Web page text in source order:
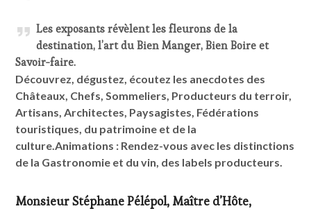
TASTING
VOUCHER,
WINE
TOURISM
FAME,
WINE
TOURISM
TOUR,
WINE
TOURISM
TOUR
WINETASTINGVOUCHER.COM
Les exposants révèlent les fleurons de la
destination, l’art du Bien Manger, Bien Boire et
Savoir-faire.
Découvrez, dégustez, écoutez les anecdotes des
Châteaux, Chefs, Sommeliers, Producteurs du terroir,
Artisans, Architectes, Paysagistes, Fédérations
touristiques, du patrimoine et de la
culture.Animations : Rendez-vous avec les distinctions
de la Gastronomie et du vin, des labels producteurs.
Monsieur Stéphane Pélépol, Maître d’Hôte,